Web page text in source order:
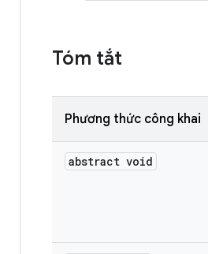
Tóm tắt
Phương thức công khai
abstract void